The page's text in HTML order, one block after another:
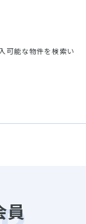
可能な物件を検索い
員